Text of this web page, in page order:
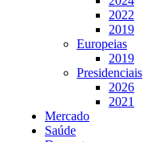
2022
2019
Europeias
2019
Presidenciais
2026
2021
Mercado
Saúde